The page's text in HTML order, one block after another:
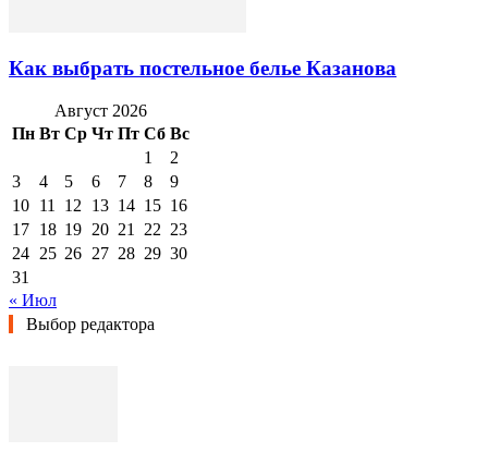
Как выбрать постельное белье Казанова
Август 2026
Пн Вт Ср Чт Пт Сб Вс
1
2
3
4 5 6 7 8
9
10 11 12 13 14 15 16
17 18 19 20 21 22 23
24 25 26 27 28 29 30
31
« Июл
Выбор редактора